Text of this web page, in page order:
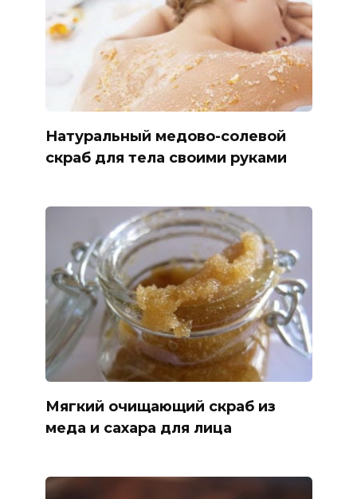
Натуральный медово-солевой
скраб для тела своими руками
Мягкий очищающий скраб из
меда и сахара для лица